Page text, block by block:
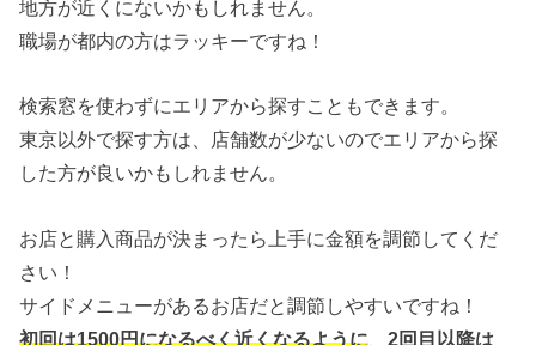
地方が近くにないかもしれません。
職場が都内の方はラッキーですね！
検索窓を使わずにエリアから探すこともできます。
東京以外で探す方は、店舗数が少ないのでエリアから探
した方が良いかもしれません。
お店と購入商品が決まったら上手に金額を調節してくだ
さい！
サイドメニューがあるお店だと調節しやすいですね！
初回は1500円になるべく近くなるように 、2回目以降は